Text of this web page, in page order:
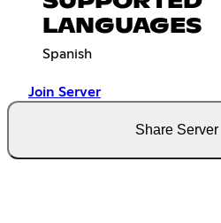
LANGUAGES
Spanish
Join Server
Share Server